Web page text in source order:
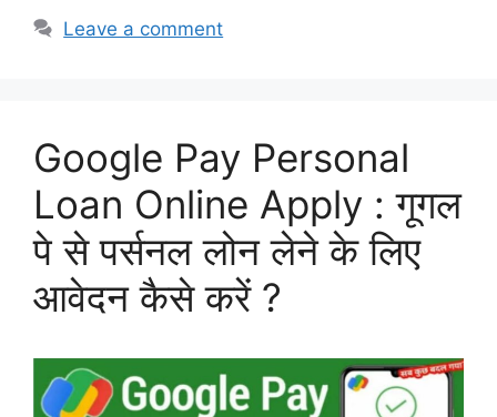
Leave a comment
Google Pay Personal
Loan Online Apply : गूगल
पे से पर्सनल लोन लेने के लिए
आवेदन कैसे करें ?